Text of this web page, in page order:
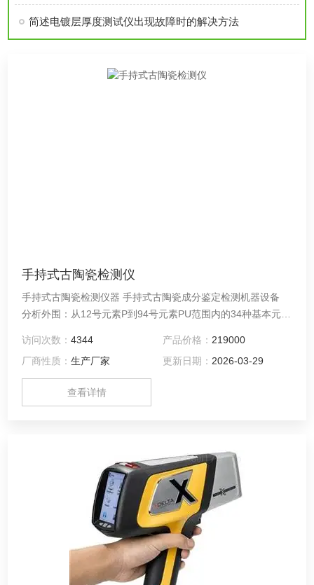
简述电镀层厚度测试仪出现故障时的解决方法
手持式古陶瓷检测仪
手持式古陶瓷检测仪器 手持式古陶瓷成分鉴定检测机器设备
分析外围：从12号元素P到94号元素PU范围内的34种基本元
度0~95%；环境工作温度-20℃ ~50℃；亮黄、黑色、银白色
相间，非常适于野外作业。
访问次数：4344 产品价格： 219000
厂商性质：生产厂家 更新日期： 2026-03-29
查看详情